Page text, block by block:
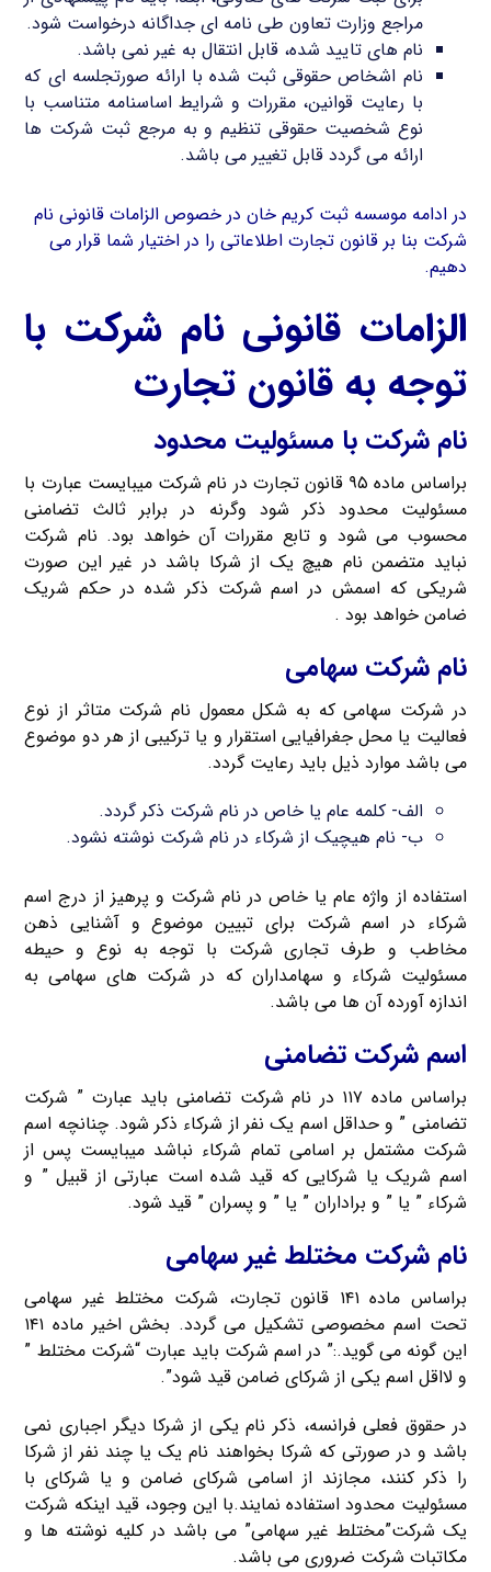
مراجع وزارت تعاون طی نامه ای جداگانه درخواست شود.
نام های تایید شده، قابل انتقال به غیر نمی باشد.
نام اشخاص حقوقی ثبت شده با ارائه صورتجلسه ای که
با رعایت قوانین، مقررات و شرایط اساسنامه متناسب با
نوع شخصیت حقوقی تنظیم و به مرجع ثبت شرکت ها
ارائه می گردد قابل تغییر می باشد.
در ادامه موسسه ثبت کریم خان در خصوص الزامات قانونی نام
شرکت بنا بر قانون تجارت اطلاعاتی را در اختیار شما قرار می
دهیم.
الزامات قانونی نام شرکت با
توجه به قانون تجارت
نام شرکت با مسئولیت محدود
براساس ماده ۹۵ قانون تجارت در نام شرکت میبایست عبارت با
مسئولیت محدود ذکر شود وگرنه در برابر ثالث تضامنی
محسوب می شود و تابع مقررات آن خواهد بود. نام شرکت
نباید متضمن نام هیچ یک از شرکا باشد در غیر این صورت
شریکی که اسمش در اسم شرکت ذکر شده در حکم شریک
ضامن خواهد بود .
نام شرکت سهامی
در شرکت سهامی که به شکل معمول نام شرکت متاثر از نوع
فعالیت یا محل جغرافیایی استقرار و یا ترکیبی از هر دو موضوع
می باشد موارد ذیل باید رعایت گردد.
الف- کلمه عام یا خاص در نام شرکت ذکر گردد.
ب- نام هیچیک از شرکاء در نام شرکت نوشته نشود.
استفاده از واژه عام یا خاص در نام شرکت و پرهیز از درج اسم
شرکاء در اسم شرکت برای تبیین موضوع و آشنایی ذهن
مخاطب و طرف تجاری شرکت با توجه به نوع و حیطه
مسئولیت شرکاء و سهامداران که در شرکت های سهامی به
اندازه آورده آن ها می باشد.
اسم شرکت تضامنی
براساس ماده ۱۱۷ در نام شرکت تضامنی باید عبارت ” شرکت
تضامنی ” و حداقل اسم یک نفر از شرکاء ذکر شود. چنانچه اسم
شرکت مشتمل بر اسامی تمام شرکاء نباشد میبایست پس از
اسم شریک یا شرکایی که قید شده است عبارتی از قبیل ” و
شرکاء ” یا ” و براداران ” یا ” و پسران ” قید شود.
نام شرکت مختلط غیر سهامی
براساس ماده ۱۴۱ قانون تجارت، شرکت مختلط غیر سهامی
تحت اسم مخصوصی تشکیل می گردد. بخش اخیر ماده ۱۴۱
این گونه می گوید.:” در اسم شرکت باید عبارت “شرکت مختلط ”
و لااقل اسم یکی از شرکای ضامن قید شود”.
در حقوق فعلی فرانسه، ذکر نام یکی از شرکا دیگر اجباری نمی
باشد و در صورتی که شرکا بخواهند نام یک یا چند نفر از شرکا
را ذکر کنند، مجازند از اسامی شرکای ضامن و یا شرکای با
مسئولیت محدود استفاده نمایند.با این وجود، قید اینکه شرکت
یک شرکت”مختلط غیر سهامی” می باشد در کلیه نوشته ها و
مکاتبات شرکت ضروری می باشد.